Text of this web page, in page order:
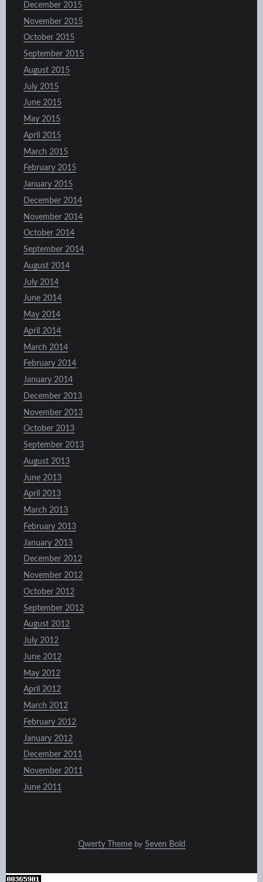
December 2015
November 2015
October 2015
September 2015
August 2015
July 2015
June 2015
May 2015
April 2015
March 2015
February 2015
January 2015
December 2014
November 2014
October 2014
September 2014
August 2014
July 2014
June 2014
May 2014
April 2014
March 2014
February 2014
January 2014
December 2013
November 2013
October 2013
September 2013
August 2013
June 2013
April 2013
March 2013
February 2013
January 2013
December 2012
November 2012
October 2012
September 2012
August 2012
July 2012
June 2012
May 2012
April 2012
March 2012
February 2012
January 2012
December 2011
November 2011
June 2011
Qwerty Theme by Seven Bold